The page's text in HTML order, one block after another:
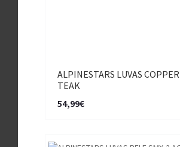
ALPINESTARS LUVAS COPPER
TEAK
54,99€